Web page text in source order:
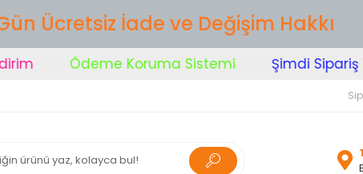
Ücretsiz İade ve Değişim Hakkı
Ödeme Koruma Sistemi Şimdi Sipariş